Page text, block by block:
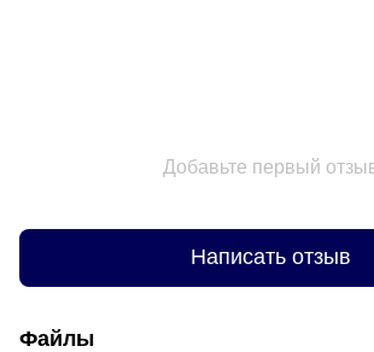
Добавьте первый
Написать отзыв
Файлы